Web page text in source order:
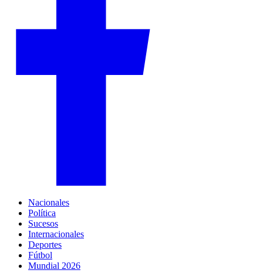
Nacionales
Política
Sucesos
Internacionales
Deportes
Fútbol
Mundial 2026